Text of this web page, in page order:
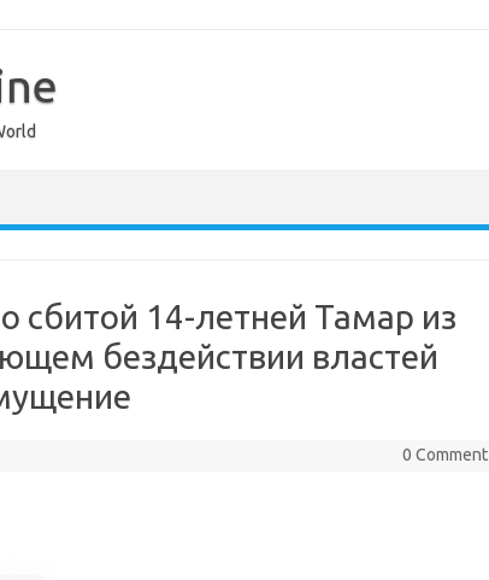
сбитой 14-летней Тамар из
бездействии властей
0 Comment